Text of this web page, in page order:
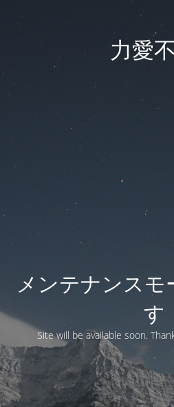
力愛
メンテナンスモ
す
Site will be available soon.